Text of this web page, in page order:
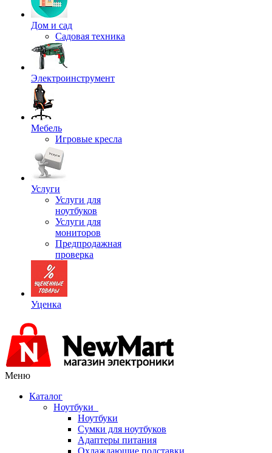
Дом и сад
Садовая техника
Электроинструмент
Мебель
Игровые кресла
Услуги
Услуги для
ноутбуков
Услуги для
мониторов
Предпродажная
проверка
Уценка
Меню
Каталог
Ноутбуки
Ноутбуки
Сумки для ноутбуков
Адаптеры питания
Охлаждающие подставки